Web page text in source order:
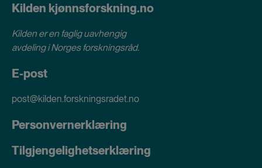
Kilden kjønnsforskning.no
Kilden er en faglig uavhengig
avdeling iNorges forskningsråd.
E-post
post@kilden.forskningsradet.no
Personvernerklæring
Tilgjengelighetserklæring